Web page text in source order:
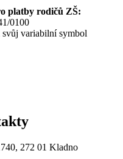
platby rodičů ZŠ:
0100
variabilní symbol
272 01 Kladno